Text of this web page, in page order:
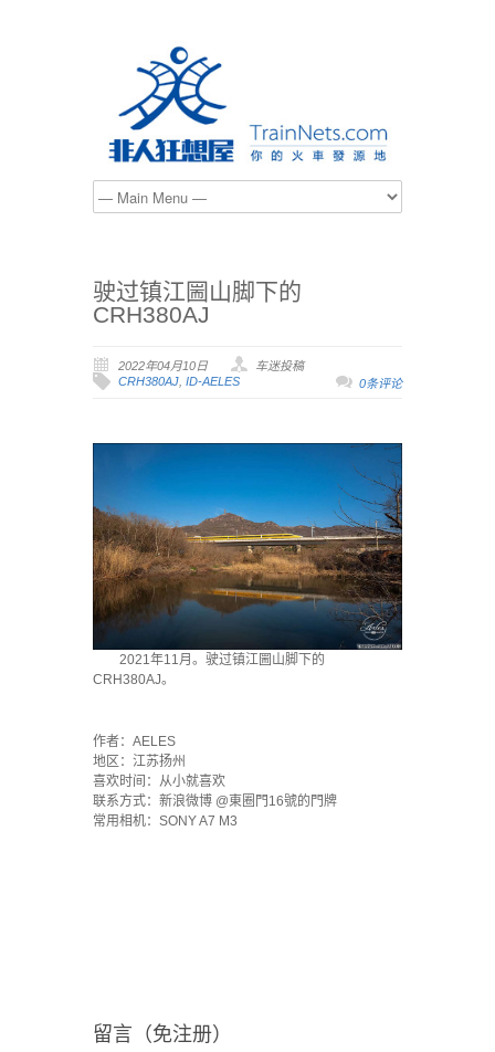
驶过镇江圌山脚下的
CRH380AJ
2022年04月10日
车迷投稿
CRH380AJ, ID-AELES 0条评论
2021年11月。驶过镇江圌山脚下的
CRH380AJ。
作者：AELES
地区：江苏扬州
喜欢时间：从小就喜欢
联系方式：新浪微博 @東圈門16號的門牌
常用相机：SONY A7 M3
留言（免注册）